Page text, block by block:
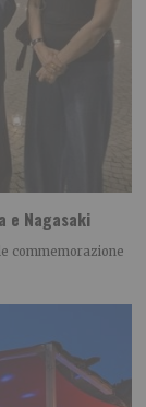
e Nagasaki
commemorazione